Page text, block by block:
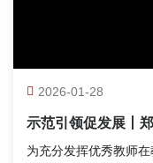
2026-01-28
示范引领促发展丨
为充分发挥优秀教师